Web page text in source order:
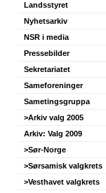
Landsstyret
Nyhetsarkiv
NSR i media
Pressebilder
Sekretariatet
Sameforeninger
Sametingsgruppa
>Arkiv valg 2005
Arkiv: Valg 2009
>Sør-Norge
>Sørsamisk valgkrets
>Vesthavet valgkrets